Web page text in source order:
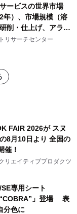
ービスの世界市場
年）、市場規模（溶
削・仕上げ、アライ
・分析レポートを発
リサーチセンター
FAIR 2026が スヌ
8月10日より 全国の
催！
リエイティブプロダクツ
専用シート
“COBRA”」登場 表
分色に